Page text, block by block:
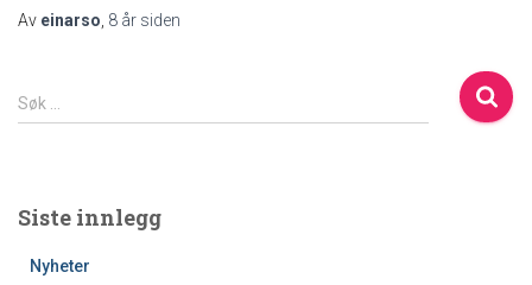
Av einarso 8 år siden
S
ø
t
Søk …
Siste innlegg
Nyheter